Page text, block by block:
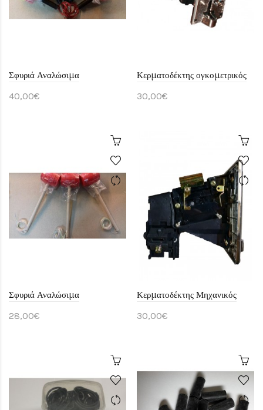
Σφυριά Αναλώσιμα
40,00€
Κερματοδέκτης ογκομετρικός
30,00€
Σφυριά Αναλώσιμα
28,00€
Κερματοδέκτης Μηχανικός
30,00€